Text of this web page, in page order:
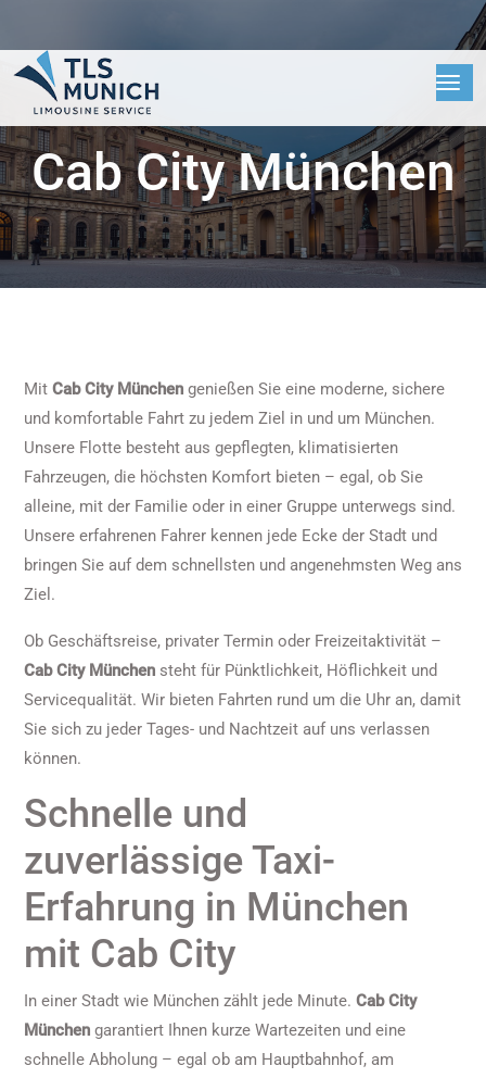
Cab City München
Mit Cab City München genießen Sie eine moderne, sichere
und komfortable Fahrt zu jedem Ziel in und um München.
Unsere Flotte besteht aus gepflegten, klimatisierten
Fahrzeugen, die höchsten Komfort bieten – egal, ob Sie
alleine, mit der Familie oder in einer Gruppe unterwegs sind.
Unsere erfahrenen Fahrer kennen jede Ecke der Stadt und
bringen Sie auf dem schnellsten und angenehmsten Weg ans
Ziel.
Ob Geschäftsreise, privater Termin oder Freizeitaktivität –
Cab City München steht für Pünktlichkeit, Höflichkeit und
Servicequalität. Wir bieten Fahrten rund um die Uhr an, damit
Sie sich zu jeder Tages- und Nachtzeit auf uns verlassen
können.
Schnelle und
zuverlässige Taxi-
Erfahrung in München
mit Cab City
In einer Stadt wie München zählt jede Minute. Cab City
München garantiert Ihnen kurze Wartezeiten und eine
schnelle Abholung – egal ob am Hauptbahnhof, am